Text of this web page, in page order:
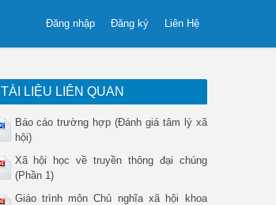
Liên Hệ
Đăng ký
Đăng nhập
TÀI LIỆU LIÊN QUAN
Báo cáo trường hợp (Đánh giá tâm lý xã
hội)
Xã hội học về truyền thông đại chúng
(Phần 1)
Giáo trình môn Chủ nghĩa xã hội khoa